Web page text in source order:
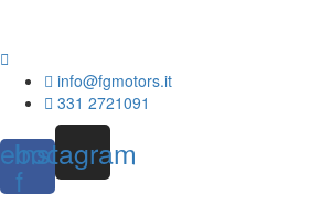
info@fgmotors.it
331 2721091
f
Instagram